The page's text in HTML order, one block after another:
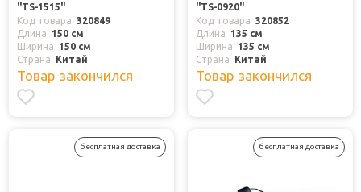
"TS-1515"
Код товара 320849
Длина
150 см
Ширина
150 см
Страна
Китай
Товар закончился
"ТS-0920"
Код товара 320852
Длина
135 см
Ширина
135 см
Страна
Китай
Товар закончился
бесплатная доставка бесплатная доставка